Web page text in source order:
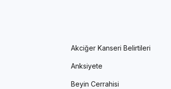
Akciğer Kanseri Belirtileri
Anksiyete
Beyin Cerrahisi